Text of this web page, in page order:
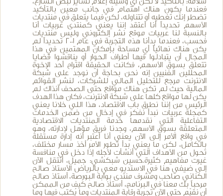
فعندما يكون هناك اهتمام في جانب معين بالتأكيد
تضطر إنك تغطيه أو تتناوله، لكن فيما يتعلق في منتديات
الأسهم تحديداً أنا أعتقد إننا يعني كمنتدى عربيات أنا
بالنسبة لنا عربيات موقع نشر إلكتروني وليس منتديات
فحسب، فعندما بدأنا هذه التجربة في عام 2001 تحديداً لم
يكن هناك نهائياًَ أي مساحة بإمكان المهتمين في هذا
المجال أن يتبادلوا فيها أطراف الحوار أو يناقشوا قضايا
تتعلق بسوق الأسهم، فكانت الحقيقة اقتراح أحد الإخوة
المحللين الفنيين إنه نحن بحاجة أن نوجد على شبكة
الانترنت مرجع للتحليل المالي للشركات، لنشر القوائم
المالية حيث لم تكن هناك مواقع حتى الصحف آنذاك لم
يكن لها مواقع كلها على شبكة الانترنت، فكان هذا الهدف
الرئيس من إننا نطرق باب الاقتصاد، هذا اللي خلانا يعني
كمجلة عربيات نبدأ نفكر في إدخال من ضمن الخدمات
التفاعلية التي نقدمها خدمة المنتديات الاقتصادية
المتعلقة بسوق الأسهم، وجدنا فريق مؤهل لإدارته، وهو
في واقع الأمر إلى الآن يعني أنا أعتبر أنه إدارة مستقلة
بالكامل، لكن ما يعني بدأ تطور الأمر أخذ مسار مختلف،
تحول من الأهداف التي أنشأت لأجله إذا دخل في منافسة
غيرت مفاهيم كثيرة.حسين شبكشي: جميل، أنتقل الآن
إلى ضيفي هنا في الاستديو معي بالرياض الأستاذ صالح
الكناني صاحب ومشرف منتدى بوابة البورصة، أستاذ صالح
مرحباً بك معنا في البرنامج، أستاذ صالح كيف من الممكن
أن نقيّم حتى الآن تجربة رقابة المنتديات وما يُكتب فيها وما